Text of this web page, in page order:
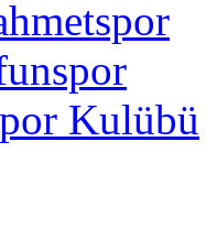
Kulübü